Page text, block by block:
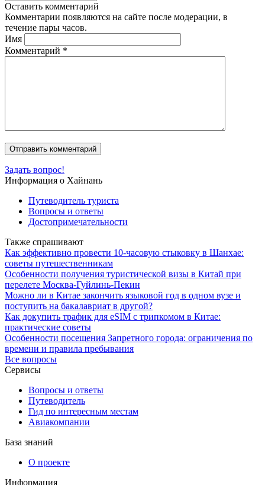
Оставить комментарий
Комментарии появляются на сайте после модерации, в
течение пары часов.
Имя
Комментарий *
Задать вопрос!
Информация о Хайнань
Путеводитель туриста
Вопросы и ответы
Достопримечательности
Также спрашивают
Как эффективно провести 10-часовую стыковку в Шанхае:
советы путешественникам
Особенности получения туристической визы в Китай при
перелете Москва-Гуйлинь-Пекин
Можно ли в Китае закончить языковой год в одном вузе и
поступить на бакалавриат в другой?
Как докупить трафик для eSIM с трипкомом в Китае:
практические советы
Особенности посещения Запретного города: ограничения по
времени и правила пребывания
Все вопросы
Сервисы
Вопросы и ответы
Путеводитель
Гид по интересным местам
Авиакомпании
База знаний
О проекте
Информация